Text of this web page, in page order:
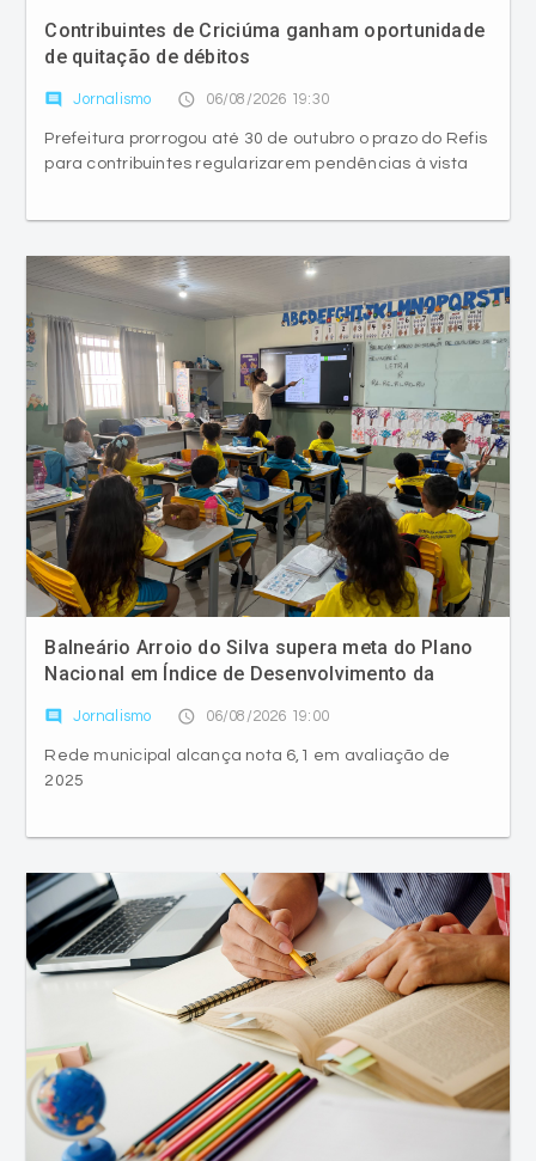
Contribuintes de Criciúma ganham oportunidade
de quitação de débitos
comment Jornalismo access_time 06/08/2026 19:30
Prefeitura prorrogou até 30 de outubro o prazo do Refis
para contribuintes regularizarem pendências à vista
Balneário Arroio do Silva supera meta do Plano
Nacional em Índice de Desenvolvimento da
comment Jornalismo access_time 06/08/2026 19:00
Rede municipal alcança nota 6,1 em avaliação de
2025